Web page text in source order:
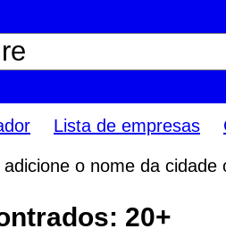
Lista de empresas
o nome da
20+